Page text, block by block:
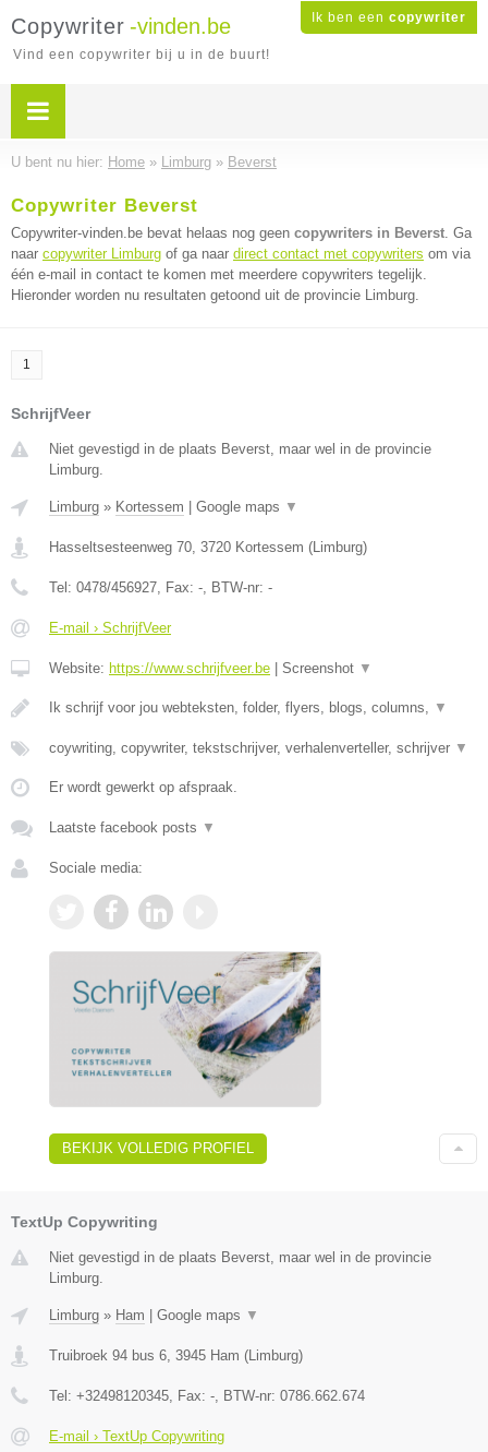
Ik ben een copywriter
Copywriter -vinden.be
Vind een copywriter bij u in de buurt!
U bent nu hier: Home » Limburg » Beverst
Copywriter Beverst
Copywriter-vinden.be bevat helaas nog geen copywriters in Beverst. Ga
naar copywriter Limburg of ga naar direct contact met copywriters om via
één e-mail in contact te komen met meerdere copywriters tegelijk.
Hieronder worden nu resultaten getoond uit de provincie Limburg.
1
SchrijfVeer
Niet gevestigd in de plaats Beverst, maar wel in de provincie
Limburg.
Limburg » Kortessem Google maps ▼
Hasseltsesteenweg 70, 3720 Kortessem (Limburg)
Tel: 0478/456927, Fax: -, BTW-nr: -
E-mail › SchrijfVeer
Website: https://www.schrijfveer.be Screenshot ▼
Ik schrijf voor jou webteksten, folder, flyers, blogs, columns, ▼
coywriting, copywriter, tekstschrijver, verhalenverteller, schrijver ▼
Er wordt gewerkt op afspraak.
Laatste facebook posts ▼
Sociale media:
BEKIJK VOLLEDIG PROFIEL
TextUp Copywriting
Niet gevestigd in de plaats Beverst, maar wel in de provincie
Limburg.
Limburg » Ham Google maps ▼
Truibroek 94 bus 6 3945 Ham ( Limburg)
Tel: +32498120345 , Fax: - , BTW-nr: 0786.662.674
E-mail › TextUp Copywriting